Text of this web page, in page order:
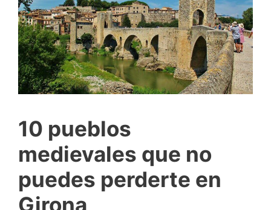
10 pueblos
medievales que no
puedes perderte en
Girona